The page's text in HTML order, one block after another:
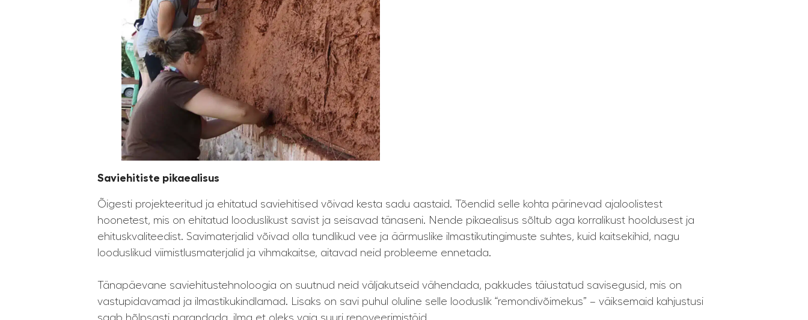
Saviehitiste pikaealisus
Õigesti projekteeritud ja ehitatud saviehitised võivad kesta sadu aastaid. Tõendid selle kohta pärinevad ajaloolistest
hoonetest, mis on ehitatud looduslikust savist ja seisavad tänaseni. Nende pikaealisus sõltub aga korralikust hooldusest ja
ehituskvaliteedist. Savimaterjalid võivad olla tundlikud vee ja äärmuslike ilmastikutingimuste suhtes, kuid kaitsekihid, nagu
looduslikud viimistlusmaterjalid ja vihmakaitse, aitavad neid probleeme ennetada.
Tänapäevane saviehitustehnoloogia on suutnud neid väljakutseid vähendada, pakkudes täiustatud savisegusid, mis on
vastupidavamad ja ilmastikukindlamad. Lisaks on savi puhul oluline selle looduslik “remondivõimekus” – väiksemaid kahjustusi
saab hõlpsasti parandada, ilma et oleks vaja suuri renoveerimistöid.